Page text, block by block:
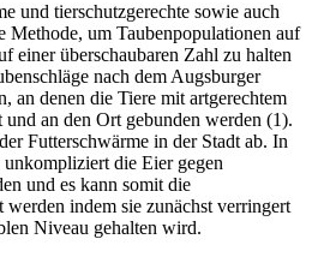
und tierschutzgerechte sowie auch
Methode, um Taubenpopulationen auf
einer überschaubaren Zahl zu halten
nach dem Augsburger
an denen die Tiere mit artgerechtem
und an den Ort gebunden werden (1).
Futterschwärme in der Stadt ab. In
unkompliziert die Eier gegen
und es kann somit die
indem sie zunächst verringert
Niveau gehalten wird.